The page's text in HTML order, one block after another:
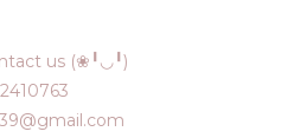
us (❀╹◡╹)